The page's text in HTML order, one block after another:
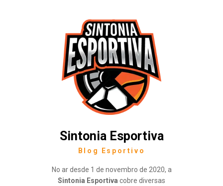
Sintonia Esportiva
Blog Esportivo
No ar desde 1 de novembro de 2020, a
Sintonia Esportiva cobre diversas